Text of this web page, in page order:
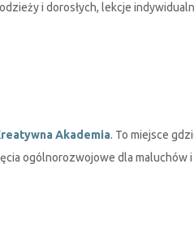
i dorosłych, lekcje
Akademia. To miejsce
ogólnorozwojowe dla maluchów